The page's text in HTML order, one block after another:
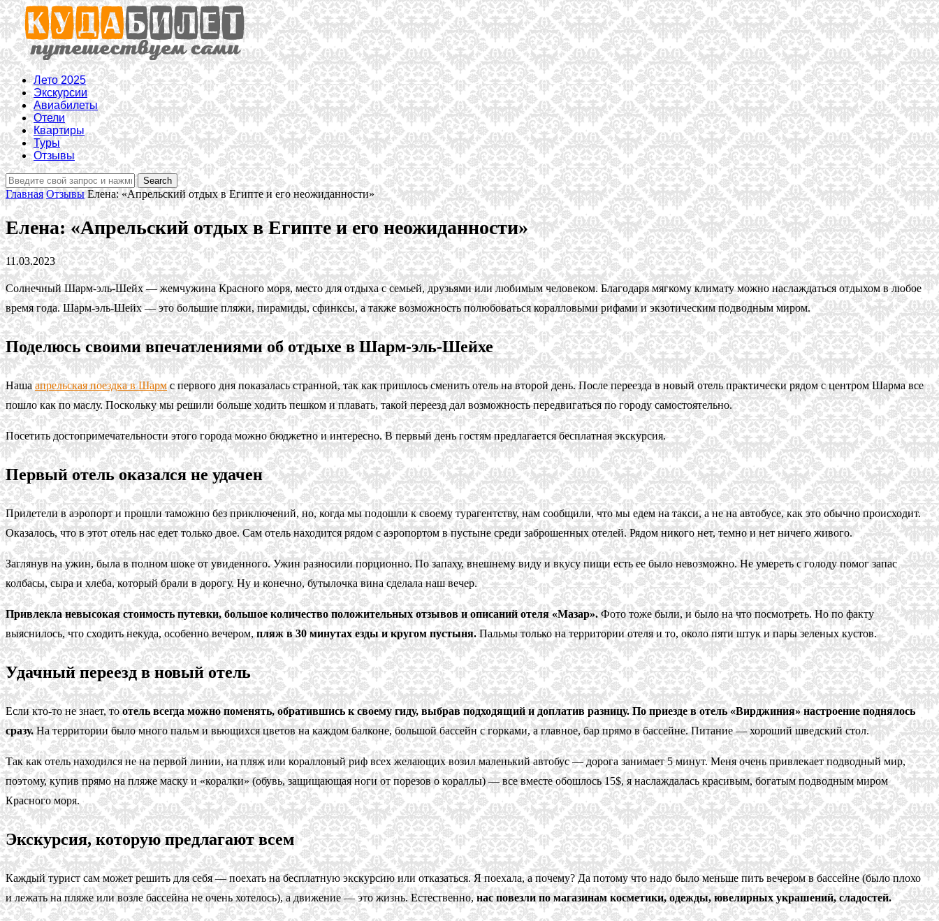
Лето 2025
Экскурсии
Авиабилеты
Отели
Квартиры
Туры
Отзывы
Главная Отзывы Елена: «Апрельский отдых в Египте и его неожиданности»
Елена: «Апрельский отдых в Египте и его неожиданности»
11.03.2023
Солнечный Шарм-эль-Шейх — жемчужина Красного моря, место для отдыха с семьей, друзьями или любимым человеком. Благодаря мягкому климату можно наслаждаться отдыхом в любое
время года. Шарм-эль-Шейх — это большие пляжи, пирамиды, сфинксы, а также возможность полюбоваться коралловыми рифами и экзотическим подводным миром.
Поделюсь своими впечатлениями об отдыхе в Шарм-эль-Шейхе
Нашаапрельская поездка в Шармс первого дня показалась странной, так как пришлось сменить отель на второй день. После переезда в новый отель практически рядом с центром Шарма все
пошло как по маслу. Поскольку мы решили больше ходить пешком и плавать, такой переезд дал возможность передвигаться по городу самостоятельно.
Посетить достопримечательности этого города можно бюджетно и интересно. В первый день гостям предлагается бесплатная экскурсия.
Первый отель оказался не удачен
Прилетели в аэропорт и прошли таможню без приключений, но, когда мы подошли к своему турагентству, нам сообщили, что мы едем на такси, а не на автобусе, как это обычно происходит.
Оказалось, что в этот отель нас едет только двое. Сам отель находится рядом с аэропортом в пустыне среди заброшенных отелей. Рядом никого нет, темно и нет ничего живого.
Заглянув на ужин, была в полном шоке от увиденного. Ужин разносили порционно. По запаху, внешнему виду и вкусу пищи есть ее было невозможно. Не умереть с голоду помог запас
колбасы, сыра и хлеба, который брали в дорогу. Ну и конечно, бутылочка вина сделала наш вечер.
Привлекла невысокая стоимость путевки, большое количество положительных отзывов и описаний отеля «Мазар».Фото тоже были, и было на что посмотреть. Но по факту
выяснилось, что сходить некуда, особенно вечером,пляж в 30 минутах езды и кругом пустыня.Пальмы только на территории отеля и то, около пяти штук и пары зеленых кустов.
Удачный переезд в новый отель
Если кто-то не знает, тоотель всегда можно поменять, обратившись к своему гиду, выбрав подходящий и доплатив разницу. По приезде в отель «Вирджиния» настроение поднялось
сразу.На территории было много пальм и вьющихся цветов на каждом балконе, большой бассейн с горками, а главное, бар прямо в бассейне. Питание — хороший шведский стол.
Так как отель находился не на первой линии, на пляж или коралловый риф всех желающих возил маленький автобус — дорога занимает 5 минут. Меня очень привлекает подводный мир,
поэтому, купив прямо на пляже маску и «коралки» (обувь, защищающая ноги от порезов о кораллы) — все вместе обошлось 15$, я наслаждалась красивым, богатым подводным миром
Красного моря.
Экскурсия, которую предлагают всем
Каждый турист сам может решить для себя — поехать на бесплатную экскурсию или отказаться. Я поехала, а почему? Да потому что надо было меньше пить вечером в бассейне (было плохо
и лежать на пляже или возле бассейна не очень хотелось), а движение — это жизнь. Естественно,нас повезли по магазинам косметики, одежды, ювелирных украшений, сладостей.